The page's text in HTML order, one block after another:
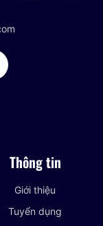
Thông tin
Giới thiệu
Tuyển dụng